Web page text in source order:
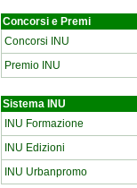
Concorsi e Premi
Concorsi INU
Premio INU
Sistema INU
INU Formazione
INU Edizioni
INU Urbanpromo